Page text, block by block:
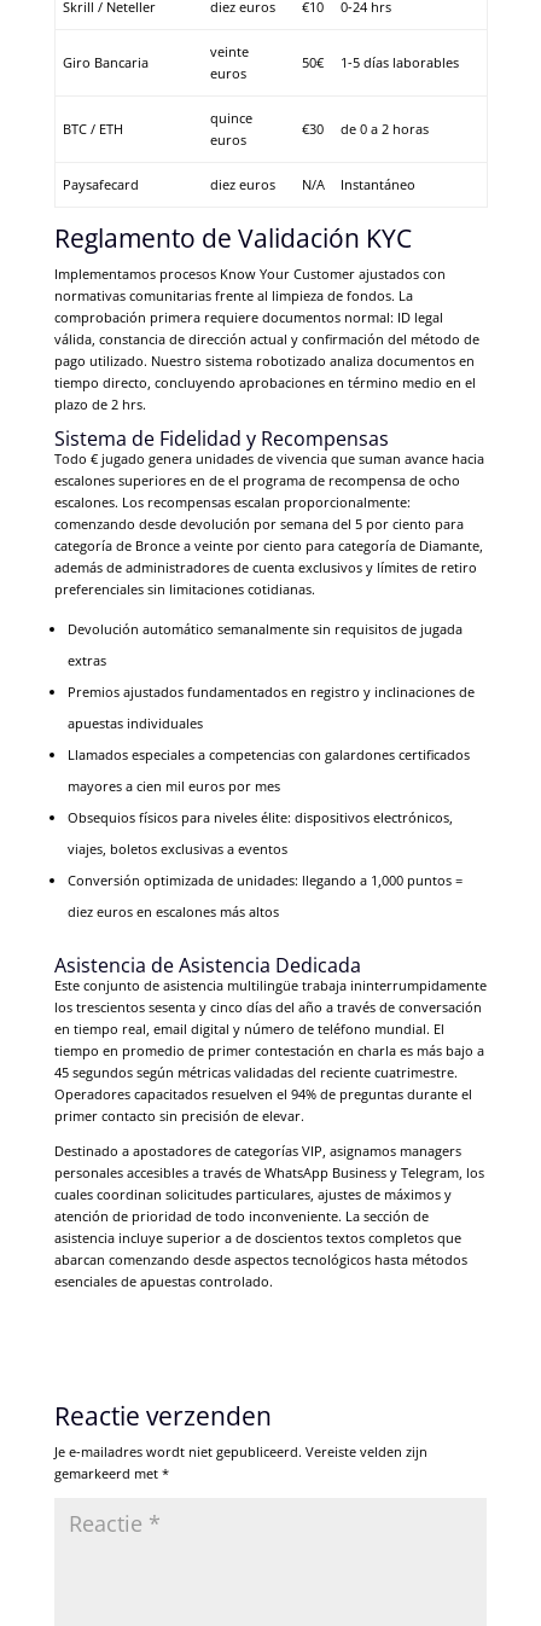
Skrill / Neteller diez euros €10 0-24 hrs
Giro Bancaria
veinte
euros
50€ 1-5 días laborables
BTC / ETH
quince
euros
€30 de 0 a 2 horas
Paysafecard diez euros N/A Instantáneo
Reglamento de Validación KYC
Implementamos procesos Know Your Customer ajustados con
normativas comunitarias frente al limpieza de fondos. La
comprobación primera requiere documentos normal: ID legal
válida, constancia de dirección actual y confirmación del método de
pago utilizado. Nuestro sistema robotizado analiza documentos en
tiempo directo, concluyendo aprobaciones en término medio en el
plazo de 2 hrs.
Sistema de Fidelidad y Recompensas
Todo € jugado genera unidades de vivencia que suman avance hacia
escalones superiores en de el programa de recompensa de ocho
escalones. Los recompensas escalan proporcionalmente:
comenzando desde devolución por semana del 5 por ciento para
categoría de Bronce a veinte por ciento para categoría de Diamante,
además de administradores de cuenta exclusivos y límites de retiro
preferenciales sin limitaciones cotidianas.
Devolución automático semanalmente sin requisitos de jugada
extras
Premios ajustados fundamentados en registro y inclinaciones de
apuestas individuales
Llamados especiales a competencias con galardones certificados
mayores a cien mil euros por mes
Obsequios físicos para niveles élite: dispositivos electrónicos,
viajes, boletos exclusivas a eventos
Conversión optimizada de unidades: llegando a 1,000 puntos =
diez euros en escalones más altos
Asistencia de Asistencia Dedicada
Este conjunto de asistencia multilingüe trabaja ininterrumpidamente
los trescientos sesenta y cinco días del año a través de conversación
en tiempo real, email digital y número de teléfono mundial. El
tiempo en promedio de primer contestación en charla es más bajo a
45 segundos según métricas validadas del reciente cuatrimestre.
Operadores capacitados resuelven el 94% de preguntas durante el
primer contacto sin precisión de elevar.
Destinado a apostadores de categorías VIP, asignamos managers
personales accesibles a través de WhatsApp Business y Telegram, los
cuales coordinan solicitudes particulares, ajustes de máximos y
atención de prioridad de todo inconveniente. La sección de
asistencia incluye superior a de doscientos textos completos que
abarcan comenzando desde aspectos tecnológicos hasta métodos
esenciales de apuestas controlado.
Reactie verzenden
Je e-mailadres wordt niet gepubliceerd. Vereiste velden zijn
gemarkeerd met *